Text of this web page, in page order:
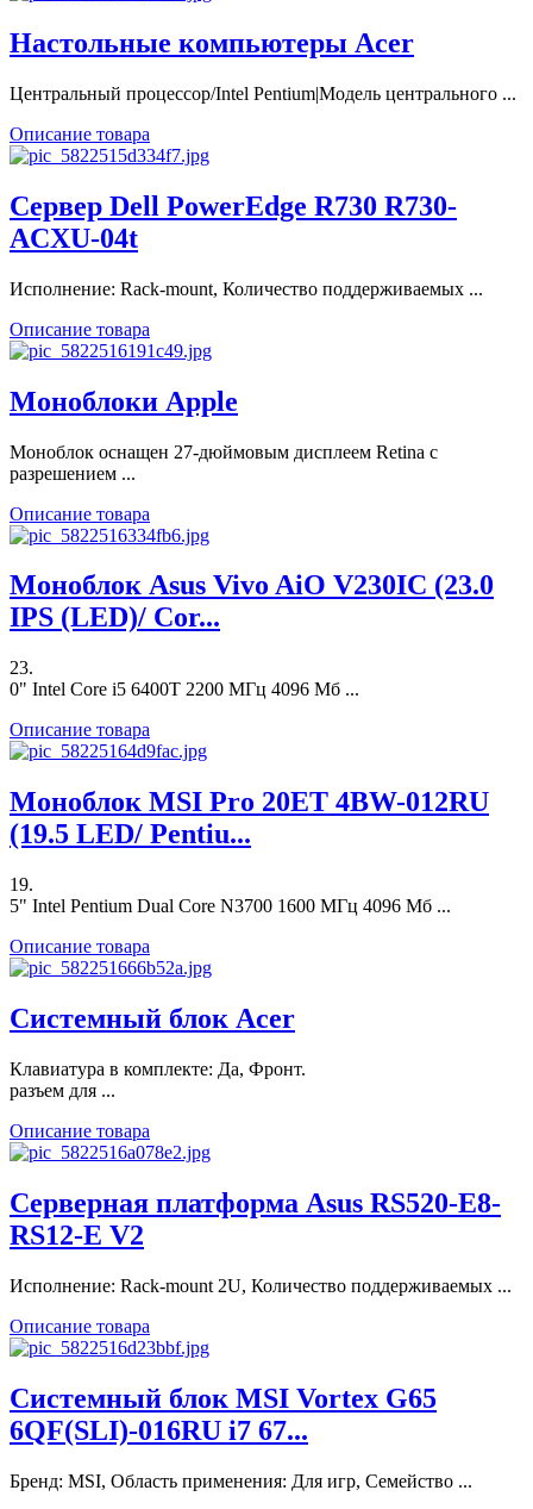
Настольные компьютеры Acer
Центральный процессор/Intel Pentium|Модель центрального ...
Описание товара
Сервер Dell PowerEdge R730 R730-
ACXU-04t
Исполнение: Rack-mount, Количество поддерживаемых ...
Описание товара
Моноблоки Apple
Моноблок оснащен 27-дюймовым дисплеем Retina с
разрешением ...
Описание товара
Моноблок Asus Vivo AiO V230IC (23.0
IPS (LED)/ Cor...
23.
0" Intel Core i5 6400T 2200 МГц 4096 Мб ...
Описание товара
Моноблок MSI Pro 20ET 4BW-012RU
(19.5 LED/ Pentiu...
19.
5" Intel Pentium Dual Core N3700 1600 МГц 4096 Мб ...
Описание товара
Системный блок Acer
Клавиатура в комплекте: Да, Фронт.
разъем для ...
Описание товара
Серверная платформа Asus RS520-E8-
RS12-E V2
Исполнение: Rack-mount 2U, Количество поддерживаемых ...
Описание товара
Системный блок MSI Vortex G65
6QF(SLI)-016RU i7 67...
Бренд: MSI, Область применения: Для игр, Семейство ...